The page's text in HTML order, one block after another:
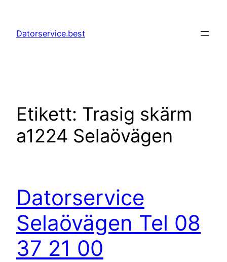
innehåll
Datorservice.best
Etikett: Trasig skärm
a1224 Selaövägen
Datorservice
Selaövägen Tel 08
37 21 00